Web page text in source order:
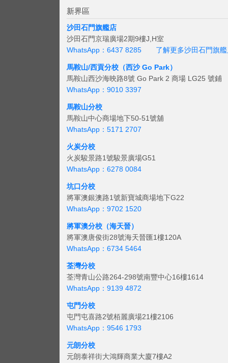
新界區
沙田石門旗艦店
沙田石門京瑞廣場2期9樓J,H室
WhatsApp：6437 8285
了解更多沙田石門旗
馬鞍山/西貢分校（西沙 Go Park）
馬鞍山西沙海映路8號 Go Park 2 商場 LG25 號鋪
WhatsApp：9010 3397
馬鞍山分校
馬鞍山中心商場地下50-51號舖
WhatsApp：5171 2707
火炭分校
火炭駿景路1號駿景廣場G51
WhatsApp：6278 0084
坑口分校
將軍澳銀澳路1號新寶城商場地下G22
WhatsApp：9702 1520
將軍澳分校（海天晉）
將軍澳唐俊街28號海天晉匯1樓120A
WhatsApp：6734 5464
荃灣分校
荃灣青山公路264-298號南豐中心16樓1614
WhatsApp：9139 4872
屯門分校
屯門屯喜路2號栢麗廣場21樓2106
WhatsApp：9546 1793
元朗分校
元朗泰祥街大鴻輝商業大廈7樓A2